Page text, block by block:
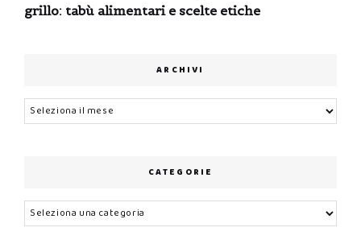
grillo: tabù alimentari e scelte etiche
ARCHIVI
Archivi
CATEGORIE
Categorie